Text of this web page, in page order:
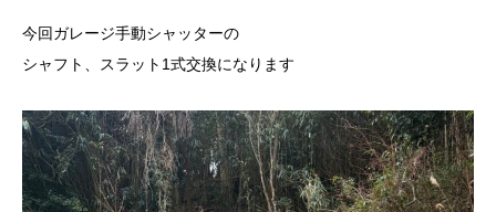
今回ガレージ手動シャッターの
シャフト、スラット1式交換になります